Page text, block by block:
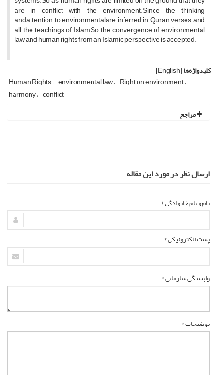
are in conflict with the environment.Since the thinking
andattention to environmentalare inferred in Quran verses and
all the teachings of Islam,So the convergence of environmental
law and human rights from an Islamic perspective is accepted.
کلیدواژه‌ها[English]
Human Rights environmental law Right on environment
harmony conflict
مراجع
ارسال نظر در مورد این مقاله
نام و نام خانوادگی *
پست الکترونیکی *
وابستگی سازمانی *
توضیحات *